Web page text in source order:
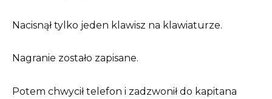
Nacisnął tylko jeden klawisz na klawiaturze.
Nagranie zostało zapisane.
Potem chwycił telefon i zadzwonił do kapitana